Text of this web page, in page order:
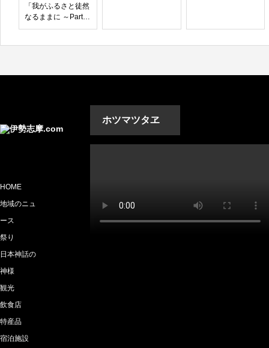
「我がふるさと徒然
なるままに ～Part
6」
ホツマツタヱ
HOME
地域のニュ
ース
祭り
日本神話の
神様
観光
飲食店
特産品
宿泊施設